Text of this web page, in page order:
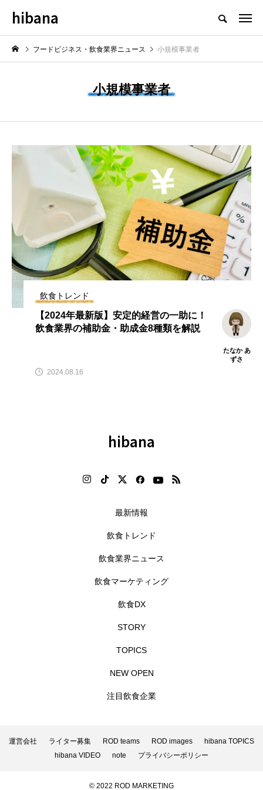
フードビジネス・飲食業界のニュースメディア
NEW POST
最新情報
【hibana｜飲食ニュース最新
（8/8更新）】8月の編集部おすす
め記事紹介!!｜飲食情報メディア
2026.08.08
飲食マーケティング
【2026年最新】注目の飲食店フ
hibana
フードビジネス・飲食業界ニュース 小規模事業者
小規模事業者
飲食トレンド
【2024年最新版】安定的経営の一助に！
飲食業界の補助金・助成金8種類を解説
たなか あ
ずさ
2024.08.16
hibana
最新情報
飲食トレンド
飲食業界ニュース
飲食マーケティング
飲食DX
STORY
TOPICS
NEW OPEN
注目飲食企業
運営会社 ライター募集 ROD teams ROD images
hibana TOPICS
hibana VIDEO
note プライバシーポリシー
© 2022 ROD MARKETING